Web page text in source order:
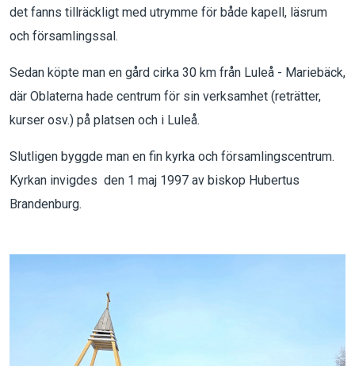
det fanns tillräckligt med utrymme för både kapell, läsrum
och församlingssal.
Sedan köpte man en gård cirka 30 km från Luleå - Mariebäck,
där Oblaterna hade centrum för sin verksamhet (reträtter,
kurser osv.) på platsen och i Luleå.
Slutligen byggde man en fin kyrka och församlingscentrum.
Kyrkan invigdes den 1 maj 1997 av biskop Hubertus
Brandenburg.